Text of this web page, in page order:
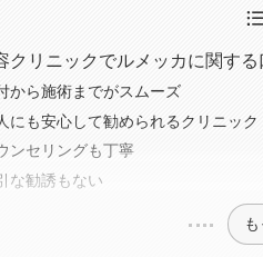
クリニックでルメッカに関する
から施術までがスムーズ
にも安心して勧められるクリニック
ンセリングも丁寧
な勧誘もない